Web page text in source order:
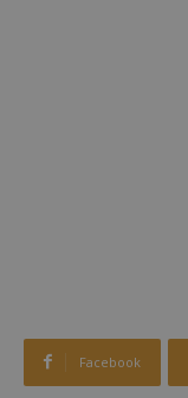
Facebook